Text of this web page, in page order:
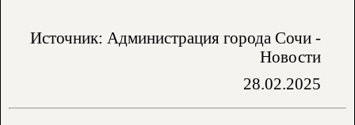
Источник: Администрация города Сочи -
Новости
28.02.2025